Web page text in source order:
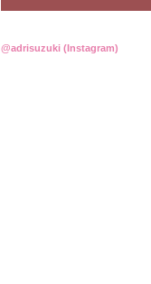
@adrisuzuki (Instagram)